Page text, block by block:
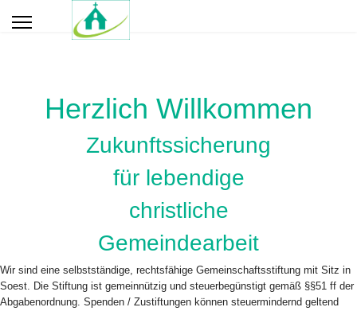
Herzlich Willkommen
Zukunftssicherung
für lebendige
christliche
Gemeindearbeit
Wir sind eine selbstständige, rechtsfähige Gemeinschaftsstiftung mit Sitz in
Soest. Die Stiftung ist gemeinnützig und steuerbegünstigt gemäß §§51 ff der
Abgabenordnung. Spenden / Zustiftungen können steuermindernd geltend